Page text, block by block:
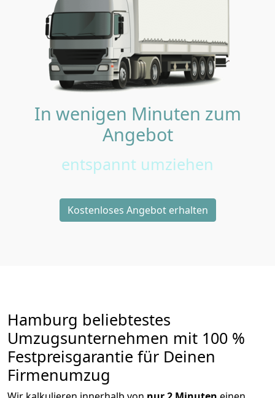
In wenigen Minuten zum
Angebot
entspannt umziehen
Kostenloses Angebot erhalten
Hamburg beliebtestes
Umzugsunternehmen mit 100 %
Festpreisgarantie für Deinen
Firmenumzug